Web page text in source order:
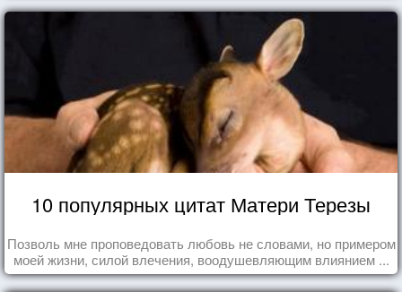
10 популярных цитат Матери Терезы
Позволь мне проповедовать любовь не словами, но примером
моей жизни, силой влечения, воодушевляющим влиянием ...